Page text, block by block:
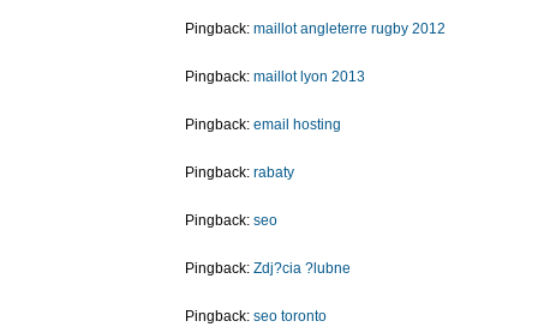
Pingback: maillot angleterre rugby 2012
Pingback: maillot lyon 2013
Pingback: email hosting
Pingback: rabaty
Pingback: seo
Pingback: Zdj?cia ?lubne
Pingback: seo toronto